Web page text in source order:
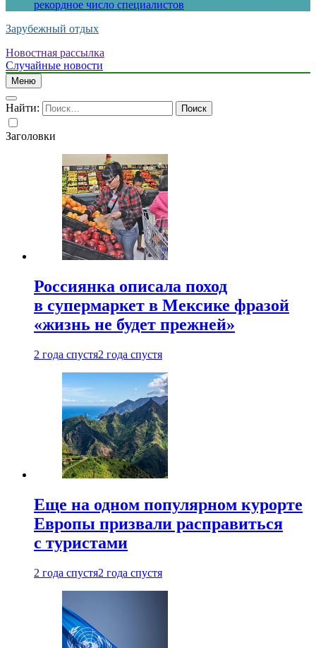
рекордное число специалистов
Зарубежный отдых
Новостная рассылка
Случайные новости
Меню
Найти:
Заголовки
Россиянка описала поход
в супермаркет в Мексике фразой
«жизнь не будет прежней»
2 года спустя2 года спустя
Еще на одном популярном курорте
Европы призвали расправиться
с туристами
2 года спустя2 года спустя